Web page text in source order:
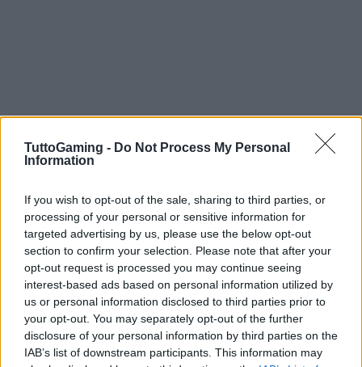
TuttoGaming - Do Not Process My Personal
Information
If you wish to opt-out of the sale, sharing to third parties, or
processing of your personal or sensitive information for
targeted advertising by us, please use the below opt-out
section to confirm your selection. Please note that after your
opt-out request is processed you may continue seeing
interest-based ads based on personal information utilized by
us or personal information disclosed to third parties prior to
your opt-out. You may separately opt-out of the further
disclosure of your personal information by third parties on the
IAB’s list of downstream participants. This information may
Conclusioni e considerazioni finali
processori Panther Lake solleva importanti
interrogativi sul futuro dell’azienda e sulla sua
capacità di competere nel mercato dei
semiconduttori. Le difficoltà con la resa produttiva
e la mancanza di clienti per il nodo 18A
suggeriscono che Intel potrebbe dover rivedere la
propria strategia, focalizzandosi su processi
produttivi più maturi e affidabili. In un contesto di